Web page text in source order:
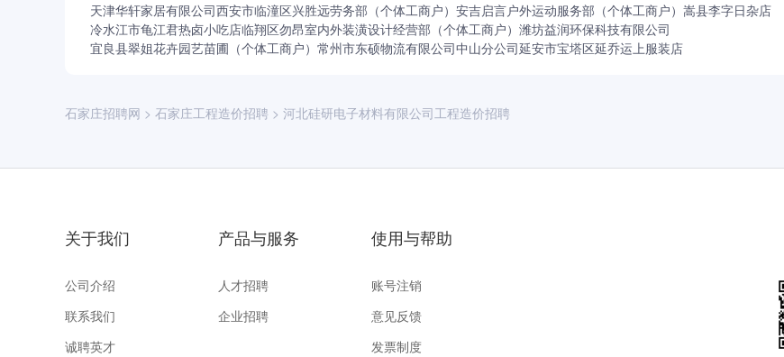
员工体检
带薪年假
节日福利
团建旅游
天津华轩家居有限公司西安市临潼区兴胜远劳务部（个体工商户） 安吉启言户外运动服务部（个体工商户） 嵩县李字日杂店
冷水江市龟江君热卤小吃店临翔区勿昂室内外装潢设计经营部（个体工商户） 潍坊益润环保科技有限公司
宜良县翠姐花卉园艺苗圃（个体工商户） 常州市东硕物流有限公司中山分公司延安市宝塔区延乔运上服装店
石家庄招聘网 > 石家庄工程造价招聘 > 河北硅研电子材料有限公司工程造价招聘
关于我们
公司介绍
联系我们
诚聘英才
产品与服务
人才招聘
企业招聘
使用与帮助
账号注销
意见反馈
发票制度